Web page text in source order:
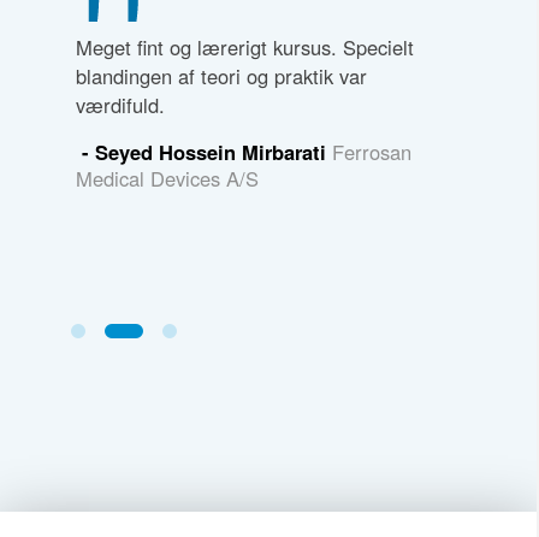
Meget fint og lærerigt kursus. Specielt
blandingen af teori og praktik var
værdifuld.
- Seyed Hossein Mirbarati Ferrosan
Medical Devices A/S